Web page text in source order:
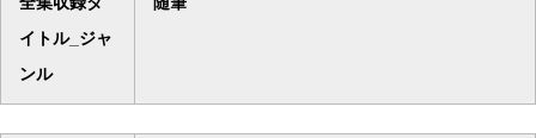
イトル_ジャ
ンル